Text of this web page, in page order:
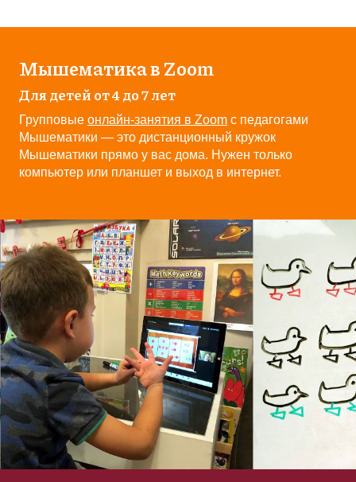
Мышематика в Zoom
Для детей от 4 до 7 лет
Групповые онлайн-занятия в Zoom с педагогами
Мышематики — это дистанционный кружок
Мышематики прямо у вас дома. Нужен только
компьютер или планшет и выход в интернет.